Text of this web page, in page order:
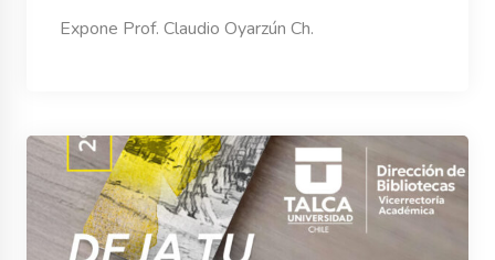
Expone Prof. Claudio Oyarzún Ch.